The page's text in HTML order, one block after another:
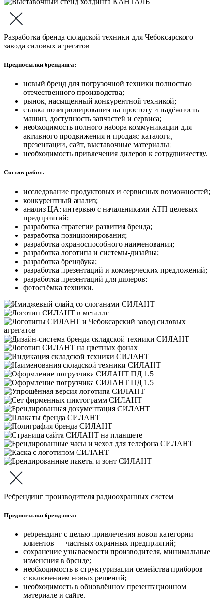
Разработка бренда складской техники для Чебоксарского
завода силовых агрегатов
Предпосылки брендинга:
новый бренд для погрузочной техники полностью
отечественного производства;
рынок, насыщенный конкурентной техникой;
ставка позиционирования на простоту и надёжность
машин, доступность запчастей и сервиса;
необходимость полного набора коммуникаций для
активного продвижения и продаж: каталоги,
презентации, сайт, выставочные материалы;
необходимость привлечения дилеров к сотрудничеству.
Состав работ:
исследование продуктовых и сервисных возможностей;
конкурентный анализ;
анализ ЦА: интервью с начальниками АТП целевых
предприятий;
разработка стратегии развития бренда;
разработка позиционирования;
разработка охраноспособного наименования;
разработка логотипа и системы-дизайна;
разработка брендбука;
разработка презентаций и коммерческих предложений;
разработка презентаций для дилеров;
фотосъёмка техники.
Ребрендинг производителя радиоохранных систем
Предпосылки брендинга:
ребрендинг с целью привлечения новой категории
клиентов — частных охранных предприятий;
сохранение узнаваемости производителя, минимальные
изменения в бренде;
необходимость в структуризации семейства приборов
с включением новых решений;
необходимость в обновлённом презентационном
материале и сайте.